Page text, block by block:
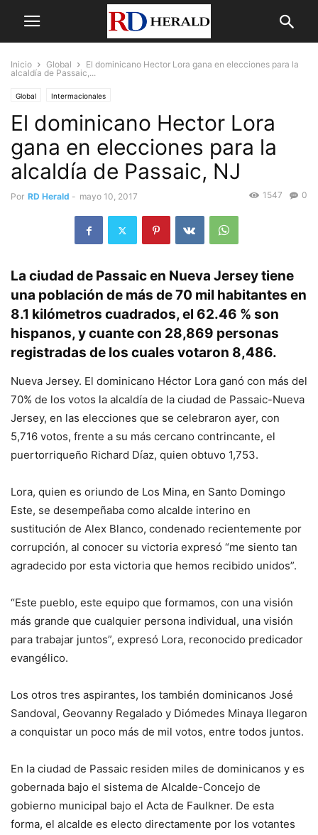
Inicio Global
El dominicano Hector Lora gana en elecciones para la
alcaldía de Passaic,...
Global Intermacionales
El dominicano Hector Lora
gana en elecciones para la
alcaldía de Passaic, NJ
Por RD Herald - mayo 10, 2017 0
1547
La ciudad de Passaic en Nueva Jersey tiene
una población de más de 70 mil habitantes en
8.1 kilómetros cuadrados, el 62.46 % son
hispanos, y cuante con 28,869 personas
registradas de los cuales votaron 8,486.
Nueva Jersey. El dominicano Héctor Lora ganó con más del
70% de los votos la alcaldía de la ciudad de Passaic-Nueva
Jersey, en las elecciones que se celebraron ayer, con
5,716 votos, frente a su más cercano contrincante, el
puertorriqueño Richard Díaz, quien obtuvo 1,753.
Lora, quien es oriundo de Los Mina, en Santo Domingo
Este, se desempeñaba como alcalde interino en
sustitución de Alex Blanco, condenado recientemente por
corrupción, al conocer su victoria expresó “me siento tan
agradecido por esta victoria que hemos recibido unidos”.
“Este pueblo, este equipo que formamos, con una visión
más grande que cualquier persona individual, una visión
para trabajar juntos”, expresó Lora, reconocido predicador
evangélico.
Los otros tres aspirantes, los también dominicanos José
Sandoval, Geovanny Regalado y Diómedes Minaya llegaron
a conquistar un poco más de mil votos, entre todos juntos.
En la ciudad de Passaic residen miles de dominicanos y es
gobernada bajo el sistema de Alcalde-Concejo de
gobierno municipal bajo el Acta de Faulkner. De esta
forma, el alcalde es electo directamente por los votantes